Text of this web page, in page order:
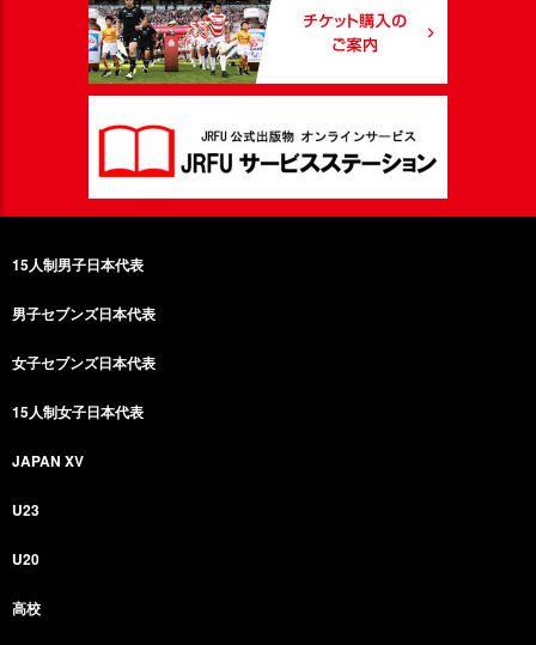
15人制男子日本代表
男子セブンズ日本代表
女子セブンズ日本代表
15人制女子日本代表
JAPAN XV
U23
U20
高校